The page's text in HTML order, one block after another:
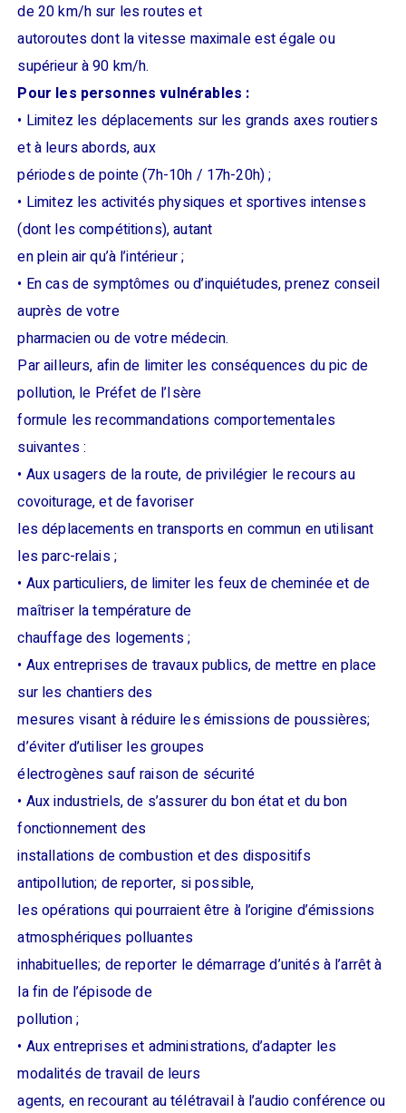
de 20 km/h sur les routes et
autoroutes dont la vitesse maximale est égale ou
supérieur à 90 km/h.
Pour les personnes vulnérables :
• Limitez les déplacements sur les grands axes routiers
et à leurs abords, aux
périodes de pointe (7h-10h / 17h-20h) ;
• Limitez les activités physiques et sportives intenses
(dont les compétitions), autant
en plein air qu’à l’intérieur ;
• En cas de symptômes ou d’inquiétudes, prenez conseil
auprès de votre
pharmacien ou de votre médecin.
Par ailleurs, afin de limiter les conséquences du pic de
pollution, le Préfet de l’Isère
formule les recommandations comportementales
suivantes :
• Aux usagers de la route, de privilégier le recours au
covoiturage, et de favoriser
les déplacements en transports en commun en utilisant
les parc-relais ;
• Aux particuliers, de limiter les feux de cheminée et de
maîtriser la température de
chauffage des logements ;
• Aux entreprises de travaux publics, de mettre en place
sur les chantiers des
mesures visant à réduire les émissions de poussières;
d’éviter d’utiliser les groupes
électrogènes sauf raison de sécurité
• Aux industriels, de s’assurer du bon état et du bon
fonctionnement des
installations de combustion et des dispositifs
antipollution; de reporter, si possible,
les opérations qui pourraient être à l’origine d’émissions
atmosphériques polluantes
inhabituelles; de reporter le démarrage d’unités à l’arrêt à
la fin de l’épisode de
pollution ;
• Aux entreprises et administrations, d’adapter les
modalités de travail de leurs
agents, en recourant au télétravail à l’audio conférence ou